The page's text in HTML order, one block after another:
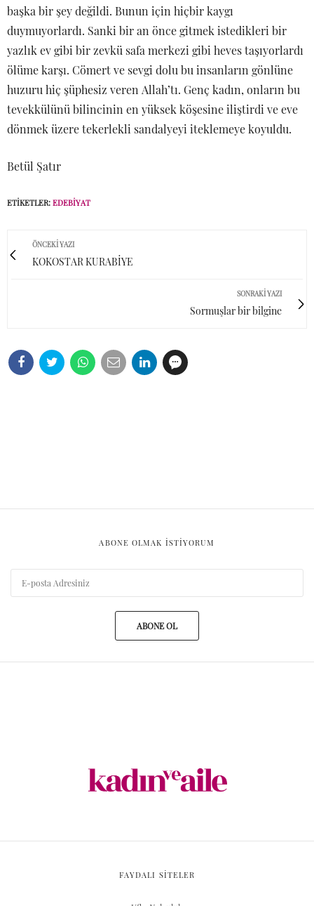
başka bir şey değildi. Bunun için hiçbir kaygı
duymuyorlardı. Sanki bir an önce gitmek istedikleri bir
yazlık ev gibi bir zevkü safa merkezi gibi heves taşıyorlardı
ölüme karşı. Cömert ve sevgi dolu bu insanların gönlüne
huzuru hiç şüphesiz veren Allah’tı. Genç kadın, onların bu
tevekkülünü bilincinin en yüksek köşesine iliştirdi ve eve
dönmek üzere tekerlekli sandalyeyi iteklemeye koyuldu.
Betül Şatır
ETIKETLER: EDEBIYAT
ÖNCEKI YAZI
KOKOSTAR KURABİYE
SONRAKI YAZI
Sormuşlar bir bilgine
ABONE OLMAK ISTIYORUM
ABONE OL
FAYDALI SİTELER